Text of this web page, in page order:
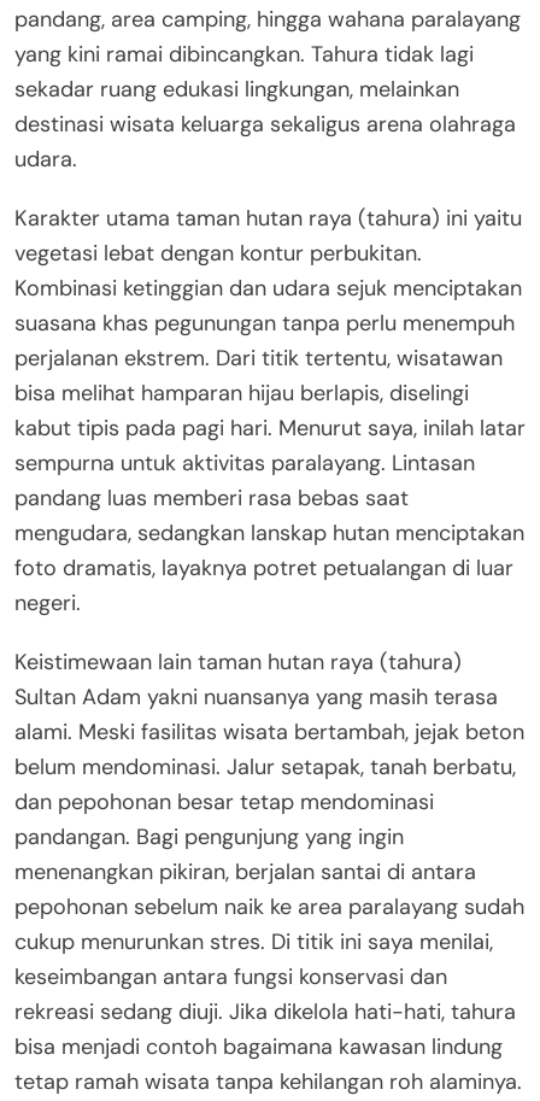
pandang, area camping, hingga wahana paralayang
yang kini ramai dibincangkan. Tahura tidak lagi
sekadar ruang edukasi lingkungan, melainkan
destinasi wisata keluarga sekaligus arena olahraga
udara.
Karakter utama taman hutan raya (tahura) ini yaitu
vegetasi lebat dengan kontur perbukitan.
Kombinasi ketinggian dan udara sejuk menciptakan
suasana khas pegunungan tanpa perlu menempuh
perjalanan ekstrem. Dari titik tertentu, wisatawan
bisa melihat hamparan hijau berlapis, diselingi
kabut tipis pada pagi hari. Menurut saya, inilah latar
sempurna untuk aktivitas paralayang. Lintasan
pandang luas memberi rasa bebas saat
mengudara, sedangkan lanskap hutan menciptakan
foto dramatis, layaknya potret petualangan di luar
negeri.
Keistimewaan lain taman hutan raya (tahura)
Sultan Adam yakni nuansanya yang masih terasa
alami. Meski fasilitas wisata bertambah, jejak beton
belum mendominasi. Jalur setapak, tanah berbatu,
dan pepohonan besar tetap mendominasi
pandangan. Bagi pengunjung yang ingin
menenangkan pikiran, berjalan santai di antara
pepohonan sebelum naik ke area paralayang sudah
cukup menurunkan stres. Di titik ini saya menilai,
keseimbangan antara fungsi konservasi dan
rekreasi sedang diuji. Jika dikelola hati-hati, tahura
bisa menjadi contoh bagaimana kawasan lindung
tetap ramah wisata tanpa kehilangan roh alaminya.